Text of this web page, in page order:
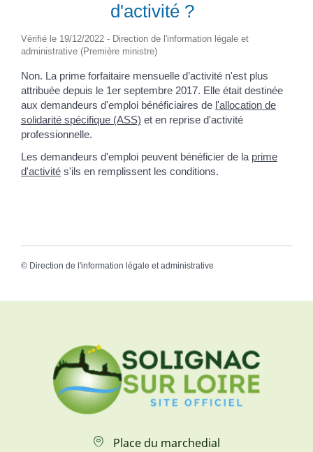
d'activité ?
Vérifié le 19/12/2022 - Direction de l'information légale et
administrative (Première ministre)
Non. La prime forfaitaire mensuelle d’activité n'est plus
attribuée depuis le 1er septembre 2017. Elle était destinée
aux demandeurs d'emploi bénéficiaires de l'allocation de
solidarité spécifique (ASS) et en reprise d'activité
professionnelle.
Les demandeurs d'emploi peuvent bénéficier de la prime
d'activité s'ils en remplissent les conditions.
© Direction de l'information légale et administrative
Place du marchedial